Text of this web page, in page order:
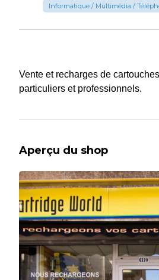
Informatique / Multimédia /
Vente et recharges de
particuliers et professionnels.
Aperçu du shop